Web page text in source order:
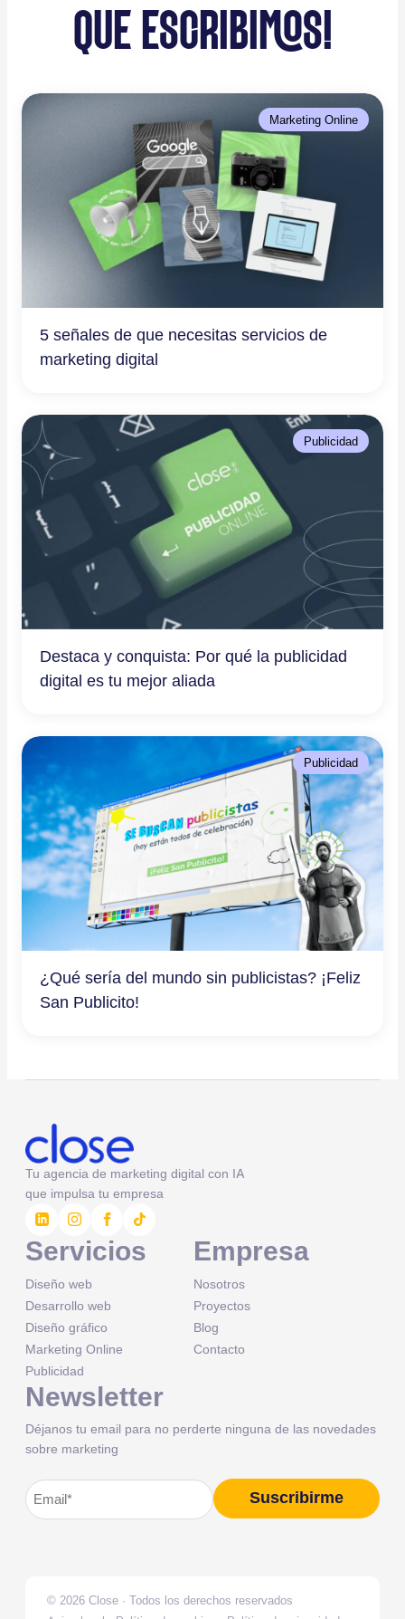
QUE ESCRIBIMOS!
Marketing Online
5 señales de que necesitas servicios de
marketing digital
Publicidad
Destaca y conquista: Por qué la publicidad
digital es tu mejor aliada
Publicidad
¿Qué sería del mundo sin publicistas? ¡Feliz
San Publicito!
Tu agencia de marketing digital con IA
que impulsa tu empresa
Servicios
Diseño web
Desarrollo web
Diseño gráfico
Marketing Online
Publicidad
Empresa
Nosotros
Proyectos
Blog
Contacto
Newsletter
Déjanos tu email para no perderte ninguna de las novedades
sobre marketing
Correo
electrónico(Obligatorio)
Suscribirme
Alternative:
© 2026 Close · Todos los derechos reservados